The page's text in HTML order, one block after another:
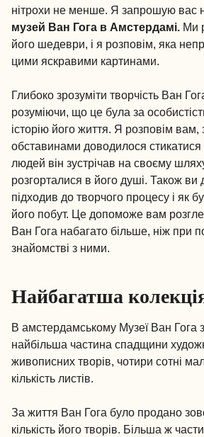
нітрохи не менше. Я запрошую вас
музей Ван Гога в Амстердамі. Ми
його шедеври, і я розповім, яка
цими яскравими картинами.
Глибоко зрозуміти творчість Ван
розуміючи, що це була за
історію його життя. Я розповім вам,
обставинами доводилося стикатися
людей він зустрічав на своєму
розгорталися в його душі. Також ви
підходив до творчого процесу і як
його побут. Це допоможе вам
Ван Гога набагато більше, ніж при
знайомстві з ними.
Найбагатша
В амстердамському Музеї Ван Гога
найбільша частина спадщини
живописних творів, чотири сотні
кількість листів.
За життя Ван Гога було продано
кількість його творів. Більша ж